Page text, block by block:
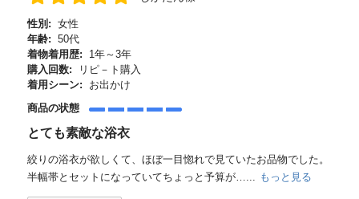
性別: 女性
年齢: 50代
着物着用歴:
1年～3年
購入回数:
リピ－ト購入
着用シーン:
お出かけ
商品の状態
とても素敵な浴衣
絞りの浴衣が欲しくて、ほぼ一目惚れで見ていたお品物でした。
半幅帯とセットになっていてちょっと予算が…... もっと見る